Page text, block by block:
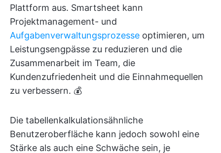
Plattform aus. Smartsheet kann
Projektmanagement- und
Aufgabenverwaltungsprozesse optimieren, um
Leistungsengpässe zu reduzieren und die
Zusammenarbeit im Team, die
Kundenzufriedenheit und die Einnahmequellen
zu verbessern. 💰
Die tabellenkalkulationsähnliche
Benutzeroberfläche kann jedoch sowohl eine
Stärke als auch eine Schwäche sein, je